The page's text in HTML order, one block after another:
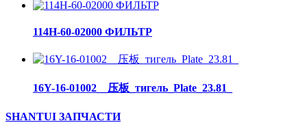
114H-60-02000 ФИЛЬТР
16Y-16-01002__压板_тигель_Plate_23.81_
SHANTUI ЗАПЧАСТИ